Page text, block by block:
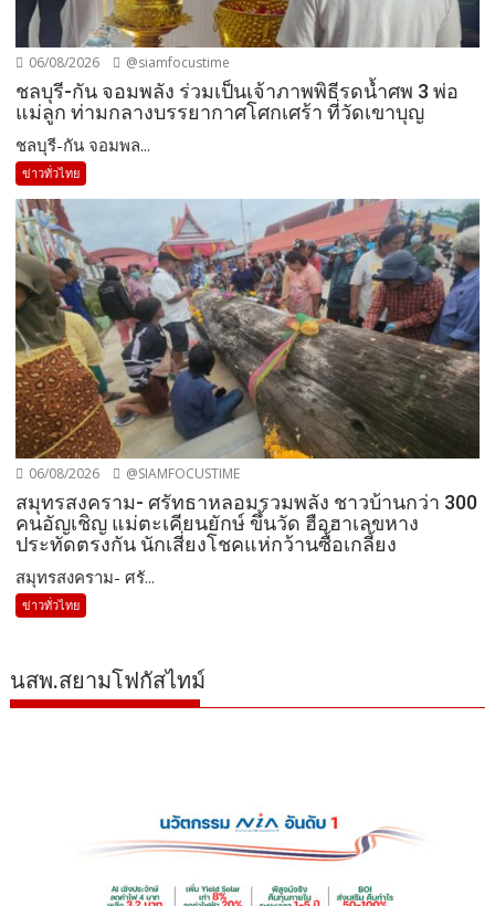
06/08/2026 @siamfocustime
ชลบุรี-กัน จอมพลัง ร่วมเป็นเจ้าภาพพิธีรดน้ำศพ 3 พ่อ
แม่ลูก ท่ามกลางบรรยากาศโศกเศร้า ที่วัดเขาบุญ
ชลบุรี-กัน จอมพล...
ข่าวทั่วไทย
06/08/2026 @SIAMFOCUSTIME
สมุทรสงคราม- ศรัทธาหลอมรวมพลัง ชาวบ้านกว่า 300
คนอัญเชิญ แม่ตะเคียนยักษ์ ขึ้นวัด ฮือฮาเลขหาง
ประทัดตรงกัน นักเสี่ยงโชคแห่กว้านซื้อเกลี้ยง
สมุทรสงคราม- ศรั...
ข่าวทั่วไทย
นสพ.สยามโฟกัสไทม์